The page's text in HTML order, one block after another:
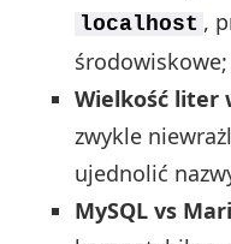
localhost ,
środowiskowe;
Wielkość liter
zwykle
ujednolić
MySQL vs